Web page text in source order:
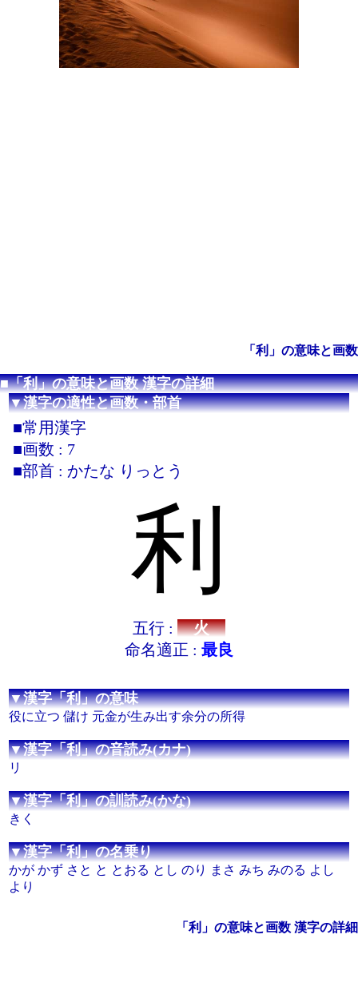
「利」の意味と画数
■「利」の意味と画数 漢字の詳細
▼漢字の適性と画数・部首
■常用漢字
■画数 : 7
■部首 : かたな りっとう
利
五行 : 火
命名適正 : 最良
▼漢字「利」の意味
役に立つ 儲け 元金が生み出す余分の所得
▼漢字「利」の音読み(カナ)
リ
▼漢字「利」の訓読み(かな)
きく
▼漢字「利」の名乗り
かが かず さと と とおる とし のり まさ みち みのる よし
より
「利」の意味と画数 漢字の詳細